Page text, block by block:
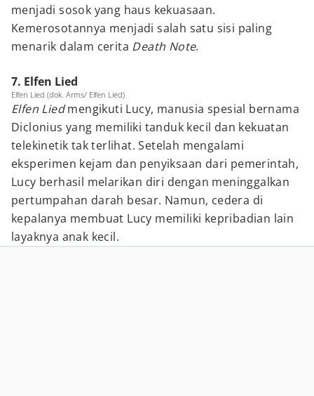
menjadi sosok yang haus kekuasaan.
Kemerosotannya menjadi salah satu sisi paling
menarik dalam cerita Death Note.
7. Elfen Lied
Elfen Lied (dok. Arms/ Elfen Lied)
Elfen Liedmengikuti Lucy, manusia spesial bernama
Diclonius yang memiliki tanduk kecil dan kekuatan
telekinetik tak terlihat. Setelah mengalami
eksperimen kejam dan penyiksaan dari pemerintah,
Lucy berhasil melarikan diri dengan meninggalkan
pertumpahan darah besar. Namun, cedera di
kepalanya membuat Lucy memiliki kepribadian lain
layaknya anak kecil.